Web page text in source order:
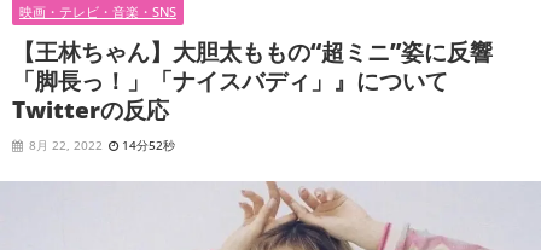
映画・テレビ・音楽・SNS
【王林ちゃん】大胆太ももの“超ミニ”姿に反響
「脚長っ！」「ナイスバディ」』について
Twitterの反応
8月 22, 2022 14分52秒